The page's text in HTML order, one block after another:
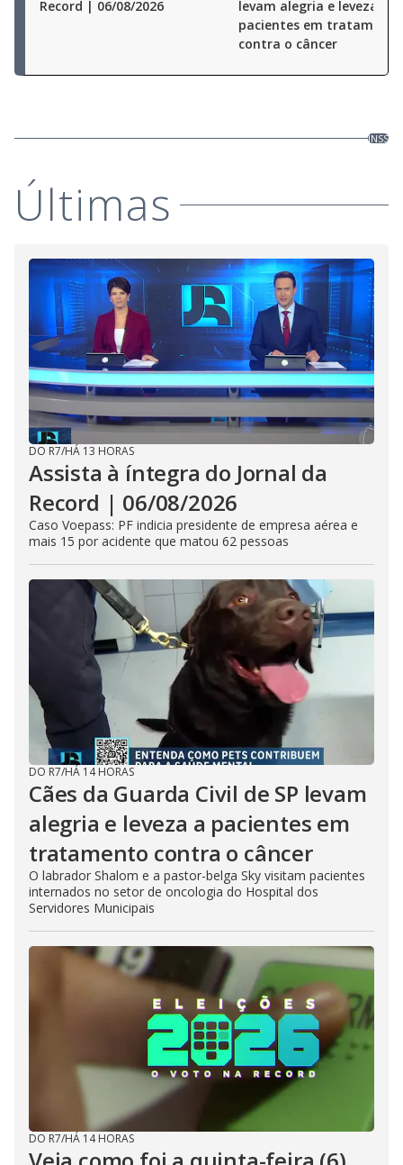
Record | 06/08/2026
levam alegria e leveza a
pacientes em tratamento
contra o câncer
INSS
Últimas
DO R7/HÁ 13 HORAS
Assista à íntegra do Jornal da
Record | 06/08/2026
Caso Voepass: PF indicia presidente de empresa aérea e
mais 15 por acidente que matou 62 pessoas
DO R7/HÁ 14 HORAS
Cães da Guarda Civil de SP levam
alegria e leveza a pacientes em
tratamento contra o câncer
O labrador Shalom e a pastor-belga Sky visitam pacientes
internados no setor de oncologia do Hospital dos
Servidores Municipais
DO R7/HÁ 14 HORAS